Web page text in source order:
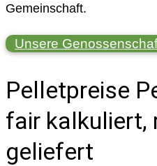
Gemeinschaft.
Unsere
Pelletpreise
fair kalkuliert,
geliefert